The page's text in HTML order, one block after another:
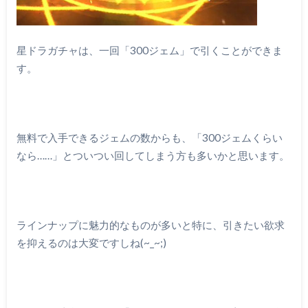
星ドラガチャは、一回「300ジェム」で引くことができま
す。
無料で入手できるジェムの数からも、「300ジェムくらい
なら……」とついつい回してしまう方も多いかと思います。
ラインナップに魅力的なものが多いと特に、引きたい欲求
を抑えるのは大変ですしね(~_~;)